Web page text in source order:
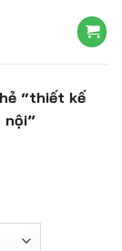
“thiết kế
nội”